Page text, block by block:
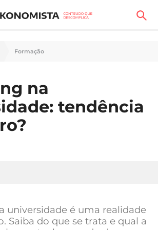
Pessoais
Formação
na
tendência
universidade é uma realidade
Saiba do que se trata e qual a